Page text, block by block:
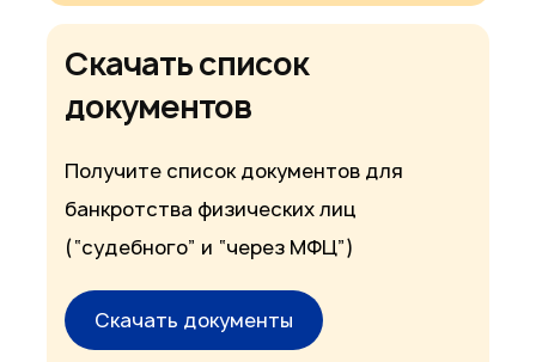
Скачать список
документов
Получите список документов для
банкротства физических лиц
(“судебного” и “через МФЦ”)
Скачать документы